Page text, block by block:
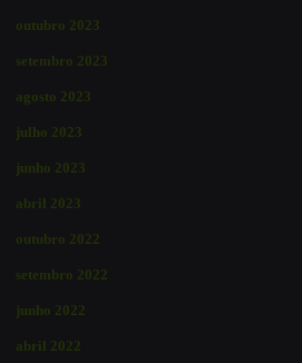
outubro 2023
setembro 2023
agosto 2023
julho 2023
junho 2023
abril 2023
outubro 2022
setembro 2022
junho 2022
abril 2022